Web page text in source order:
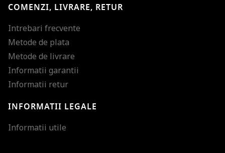
COMENZI, LIVRARE, RETUR
Intrebari frecvente
Metode de plata
Metode de livrare
Informatii garantii
Informatii retur
INFORMATII LEGALE
Informatii utile